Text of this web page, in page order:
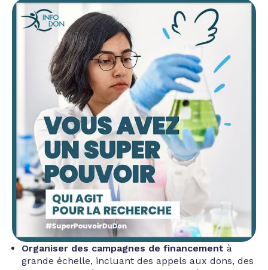
Organiser des campagnes de financement à
grande échelle, incluant des appels aux dons, des